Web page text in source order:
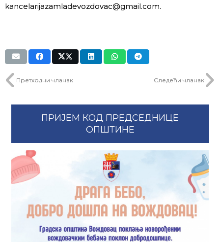
kancelarijazamladevozdovac@gmail.com.
Претходни чланак Следећи чланак
ПРИЈЕМ КОД ПРЕДСЕДНИЦЕ
ОПШТИНЕ